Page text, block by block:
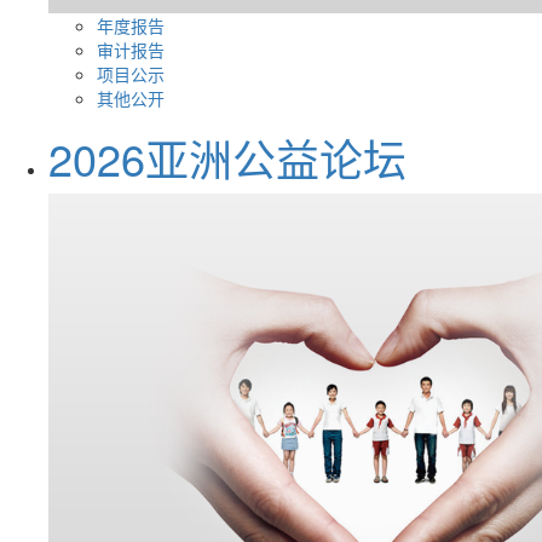
年度报告
审计报告
项目公示
其他公开
2026亚洲公益论坛